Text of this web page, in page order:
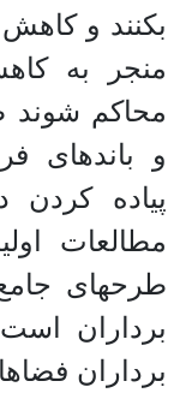
بکنند و
منجر به
محاکم شوند
و باندهای
پیاده
مطالعات
طرحهای
برداران
برداران